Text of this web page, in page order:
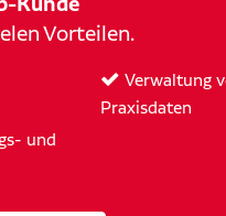
Vorteilen.
und
Verwaltung
Praxisdaten